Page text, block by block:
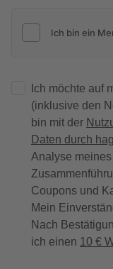
Ich möchte auf
(inklusive den
bin mit der
Daten durch
Analyse
Coupons und
Mein
Nach
ich einen 10 €